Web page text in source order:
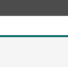
elle lui donne